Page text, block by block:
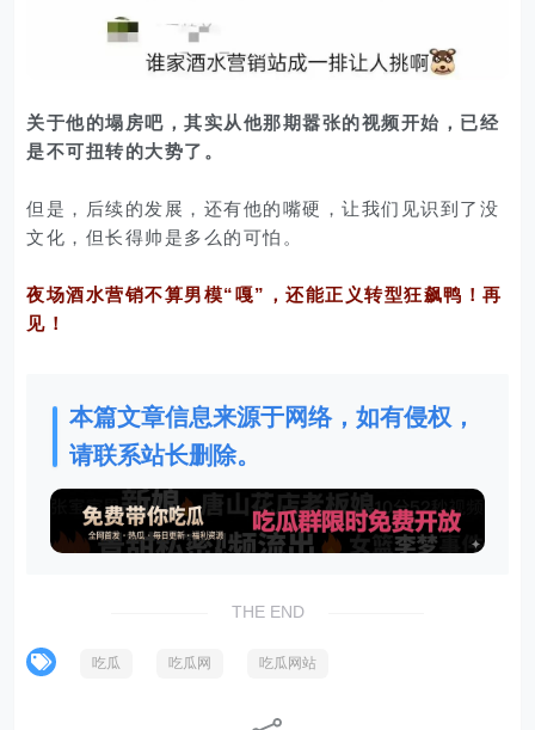
关于他的塌房吧，其实从他那期嚣张的视频开始，已经
是不可扭转的大势了。
但是，后续的发展，还有他的嘴硬，让我们见识到了没
文化，但长得帅是多么的可怕。
夜场酒水营销不算男模“嘎”，还能正义转型狂飙鸭！再
见！
本篇文章信息来源于网络，如有侵权，
请联系站长删除。
THE END
吃瓜 吃瓜网 吃瓜网站